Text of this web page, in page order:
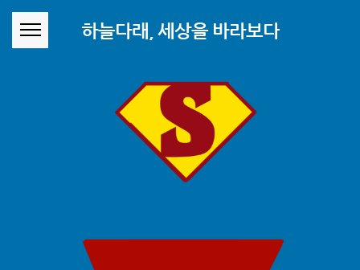
하늘다래, 세상을 바라보다